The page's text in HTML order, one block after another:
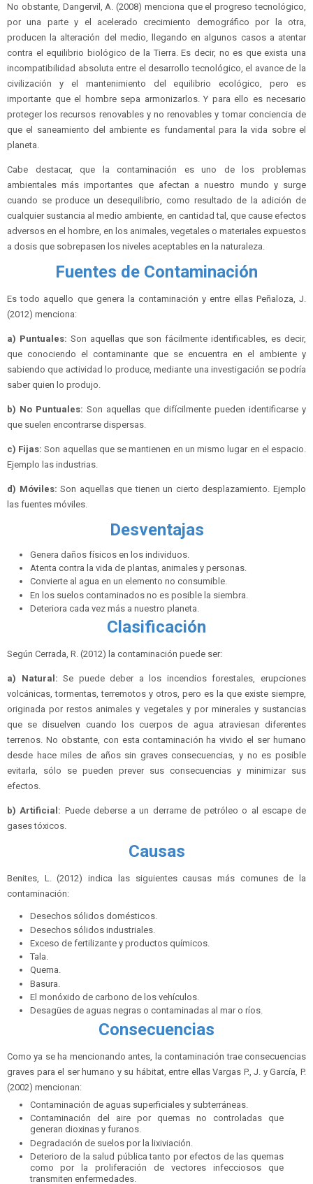
No obstante, Dangervil, A. (2008) menciona que el progreso tecnológico,
por una parte y el acelerado crecimiento demográfico por la otra,
producen la alteración del medio, llegando en algunos casos a atentar
contra el equilibrio biológico de la Tierra. Es decir, no es que exista una
incompatibilidad absoluta entre el desarrollo tecnológico, el avance de la
civilización y el mantenimiento del equilibrio ecológico, pero es
importante que el hombre sepa armonizarlos. Y para ello es necesario
proteger los recursos renovables y no renovables y tomar conciencia de
que el saneamiento del ambiente es fundamental para la vida sobre el
planeta.
Cabe destacar, que la contaminación es uno de los problemas
ambientales más importantes que afectan a nuestro mundo y surge
cuando se produce un desequilibrio, como resultado de la adición de
cualquier sustancia al medio ambiente, en cantidad tal, que cause efectos
adversos en el hombre, en los animales, vegetales o materiales expuestos
a dosis que sobrepasen los niveles aceptables en la naturaleza.
Fuentes de Contaminación
Es todo aquello que genera la contaminación y entre ellas Peñaloza, J.
(2012) menciona:
a) Puntuales: Son aquellas que son fácilmente identificables, es decir,
que conociendo el contaminante que se encuentra en el ambiente y
sabiendo que actividad lo produce, mediante una investigación se podría
saber quien lo produjo.
b) No Puntuales: Son aquellas que difícilmente pueden identificarse y
que suelen encontrarse dispersas.
c) Fijas: Son aquellas que se mantienen en un mismo lugar en el espacio.
Ejemplo las industrias.
d) Móviles:Son aquellas que tienen un cierto desplazamiento. Ejemplo
las fuentes móviles.
Desventajas
Genera daños físicos en los individuos.
Atenta contra la vida de plantas, animales y personas.
Convierte al agua en un elemento no consumible.
En los suelos contaminados no es posible la siembra.
Deteriora cada vez más a nuestro planeta.
Clasificación
Según Cerrada, R. (2012) la contaminación puede ser:
a) Natural: Se puede deber a los incendios forestales, erupciones
volcánicas, tormentas, terremotos y otros, pero es la que existe siempre,
originada por restos animales y vegetales y por minerales y sustancias
que se disuelven cuando los cuerpos de agua atraviesan diferentes
terrenos. No obstante, con esta contaminación ha vivido el ser humano
desde hace miles de años sin graves consecuencias, y no es posible
evitarla, sólo se pueden prever sus consecuencias y minimizar sus
efectos.
b) Artificial: Puede deberse a un derrame de petróleo o al escape de
gases tóxicos.
Causas
Benites, L. (2012) indica las siguientes causas más comunes de la
contaminación:
Desechos sólidos domésticos.
Desechos sólidos industriales.
Exceso de fertilizante y productos químicos.
Tala.
Quema.
Basura.
El monóxido de carbono de los vehículos.
Desagües de aguas negras o contaminadas al mar o ríos.
Consecuencias
Como ya se ha mencionando antes, la contaminación trae consecuencias
graves para el ser humano y su hábitat, entre ellas Vargas P., J. y García, P.
(2002) mencionan:
Contaminación de aguas superficiales y subterráneas.
Contaminación del aire por quemas no controladas que
generan dioxinas y furanos.
Degradación de suelos por la lixiviación.
Deterioro de la salud pública tanto por efectos de las quemas
como por la proliferación de vectores infecciosos que
transmiten enfermedades.